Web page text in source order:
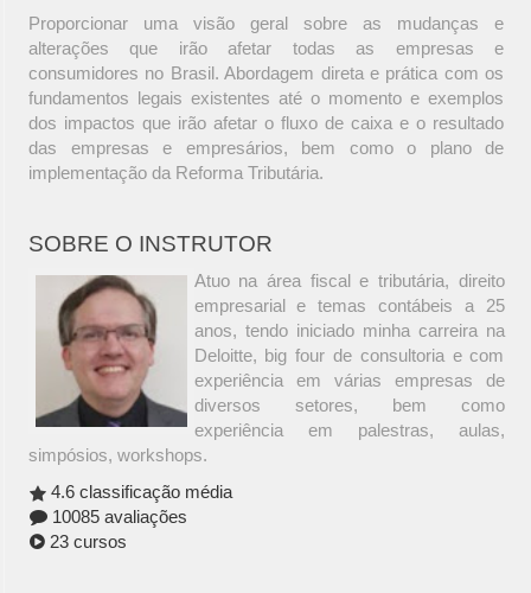
Proporcionar uma visão geral sobre as mudanças e
alterações que irão afetar todas as empresas e
consumidores no Brasil. Abordagem direta e prática com os
fundamentos legais existentes até o momento e exemplos
dos impactos que irão afetar o fluxo de caixa e o resultado
das empresas e empresários, bem como o plano de
implementação da Reforma Tributária.
SOBRE O INSTRUTOR
Atuo na área fiscal e tributária, direito
empresarial e temas contábeis a 25
anos, tendo iniciado minha carreira na
Deloitte, big four de consultoria e com
experiência em várias empresas de
diversos setores, bem como
experiência em palestras, aulas,
simpósios, workshops.
4.6 classificação média
10085 avaliações
23 cursos